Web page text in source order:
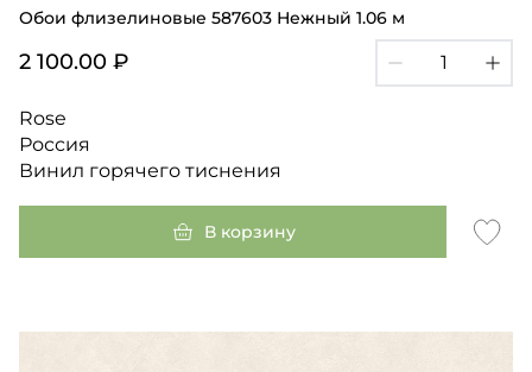
Обои флизелиновые 587603 Нежный 1.06 м
2 100.00 ₽
Rose
Россия
Винил горячего тиснения
В корзину